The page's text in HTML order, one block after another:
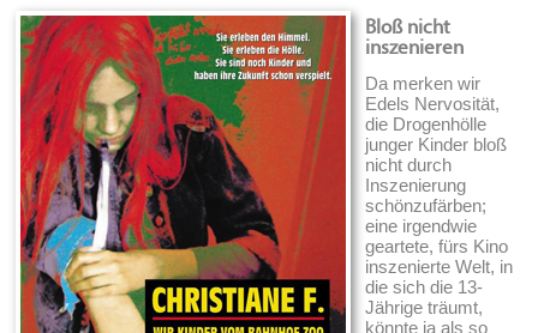
Bloß nicht
inszenieren
Da merken wir
Edels Nervosität,
die Drogenhölle
junger Kinder bloß
nicht durch
Inszenierung
schönzufärben;
eine irgendwie
geartete, fürs Kino
inszenierte Welt, in
die sich die 13-
Jährige träumt,
könnte ja als so